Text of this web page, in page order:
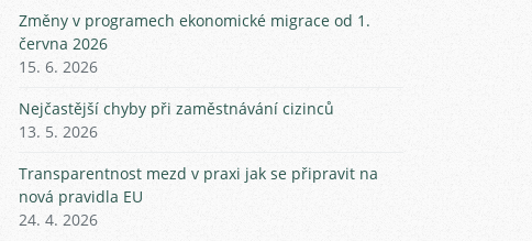
Změny v programech ekonomické migrace od 1.
června 2026
15. 6. 2026
Nejčastější chyby při zaměstnávání cizinců
13. 5. 2026
Transparentnost mezd v praxi jak se připravit na
nová pravidla EU
24. 4. 2026